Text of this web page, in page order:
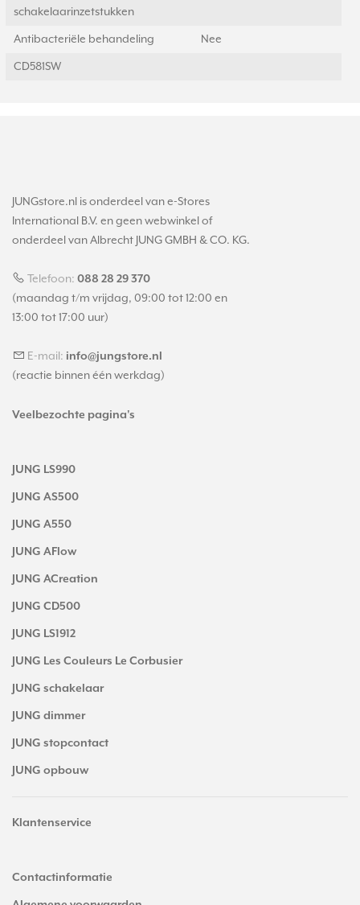
schakelaarinzetstukken
Antibacteriële behandeling Nee
CD581SW
JUNGstore.nl is onderdeel van e-Stores
International B.V. en geen webwinkel of
onderdeel van Albrecht JUNG GMBH & CO. KG.
Telefoon: 088 28 29 370
(maandag t/m vrijdag, 09:00 tot 12:00 en
13:00 tot 17:00 uur)
E-mail: info@jungstore.nl
(reactie binnen één werkdag)
Veelbezochte pagina's
JUNG LS990
JUNG AS500
JUNG A550
JUNG AFlow
JUNG ACreation
JUNG CD500
JUNG LS1912
JUNG Les Couleurs Le Corbusier
JUNG schakelaar
JUNG dimmer
JUNG stopcontact
JUNG opbouw
Klantenservice
Contactinformatie